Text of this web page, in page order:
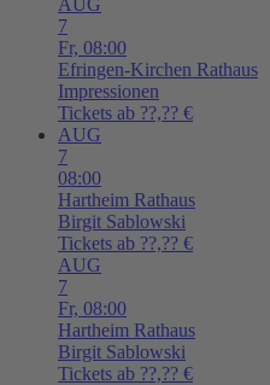
7
Fr, 08:00
Efringen-Kirchen Rathaus
Impressionen
Tickets ab ??,?? €
AUG
7
08:00
Hartheim Rathaus
Birgit Sablowski
Tickets ab ??,?? €
AUG
7
Fr, 08:00
Hartheim Rathaus
Birgit Sablowski
Tickets ab ??,?? €